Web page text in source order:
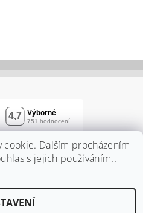
spodmínkami
Dalším procházením
s jejich používáním..